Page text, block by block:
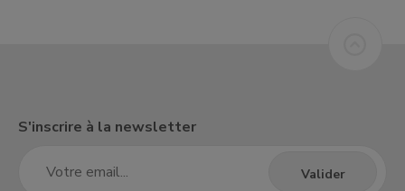
S'inscrire à la newsletter